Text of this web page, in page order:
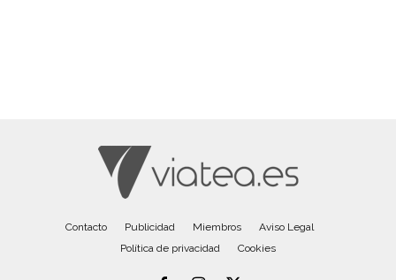
Contacto Publicidad Miembros
Aviso Legal
Política de privacidad
Cookies